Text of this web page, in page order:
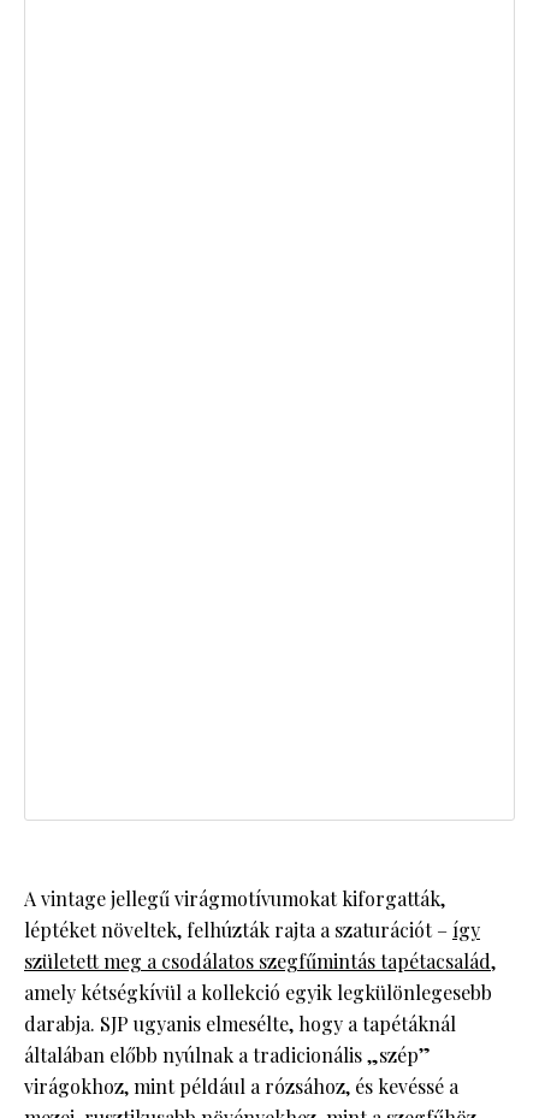
A vintage jellegű virágmotívumokat kiforgatták,
léptéket növeltek, felhúzták rajta a szaturációt – így
született meg a csodálatos szegfűmintás tapétacsalád,
amely kétségkívül a kollekció egyik legkülönlegesebb
darabja. SJP ugyanis elmesélte, hogy a tapétáknál
általában előbb nyúlnak a tradicionális „szép”
virágokhoz, mint például a rózsához, és kevéssé a